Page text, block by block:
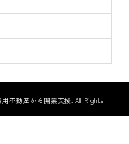
用不動産から開業支援. All Rights